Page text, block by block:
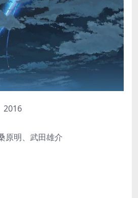
2016
原明、武田雄介